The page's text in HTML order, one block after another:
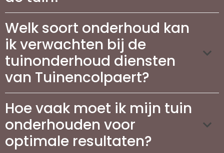
Welk soort onderhoud kan
ik verwachten bij de
tuinonderhoud diensten
van Tuinencolpaert?
Hoe vaak moet ik mijn tuin
onderhouden voor
optimale resultaten?